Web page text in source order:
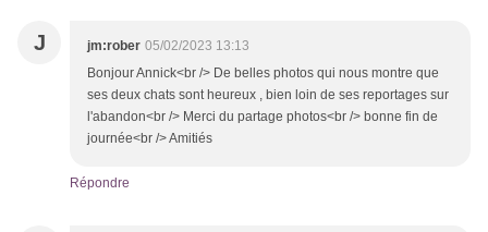
J jm:rober 05/02/2023 13:13
Bonjour Annick<br /> De belles photos qui nous montre que
ses deux chats sont heureux , bien loin de ses reportages sur
l'abandon<br /> Merci du partage photos<br /> bonne fin de
journée<br /> Amitiés
Répondre